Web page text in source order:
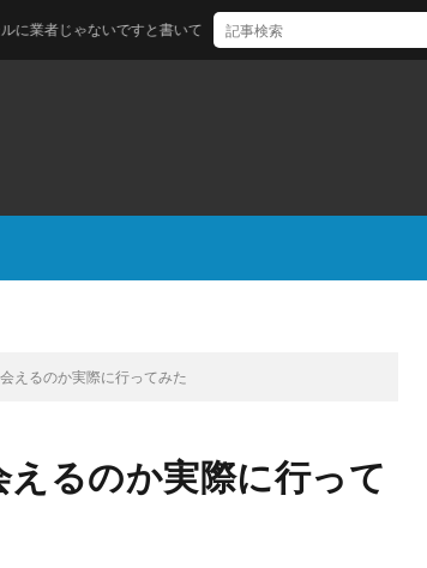
ないですと書いているヤツラ
えるのか実際に行ってみた
るのか実際に行って